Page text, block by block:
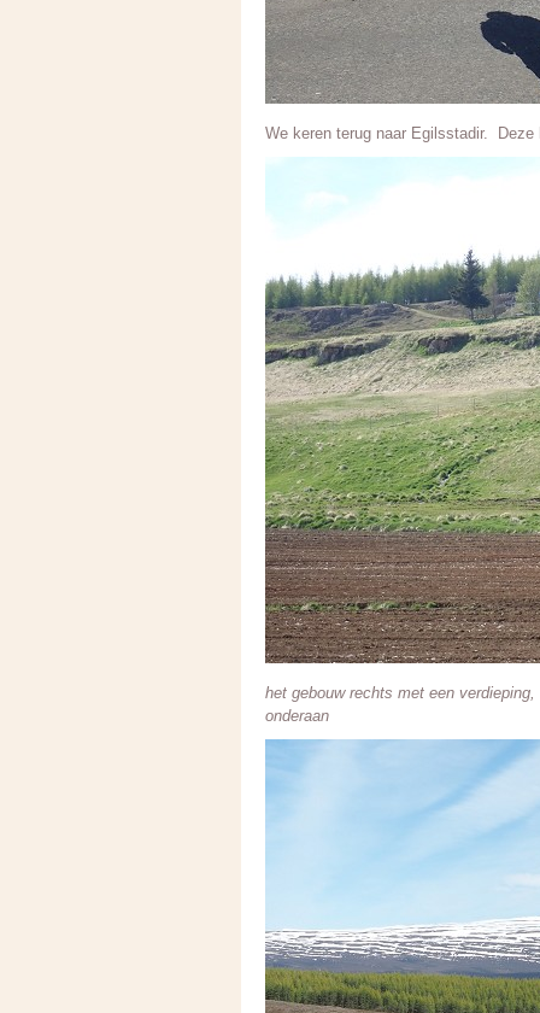
We keren terug naar Egilsstadir.
het gebouw rechts met een
onderaan